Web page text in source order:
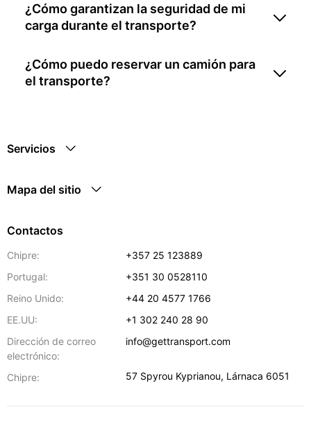
¿Cómo garantizan la seguridad de mi
carga durante el transporte?
¿Cómo puedo reservar un camión para
el transporte?
Servicios
Mapa del sitio
Contactos
Chipre:
+357 25 123889
Portugal:
+351 30 0528110
Reino Unido:
+44 20 4577 1766
EE.UU:
+1 302 240 28 90
Dirección de correo
electrónico:
info@gettransport.com
Chipre: 57 Spyrou Kyprianou, Lárnaca 6051